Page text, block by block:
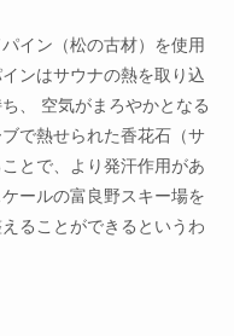
イン（松の古材）を使用
ンはサウナの熱を取り込
、 空気がまろやかとなる
で熱せられた香花石（サ
とで、より発汗作用があ
ールの富良野スキー場を
ることができるというわ